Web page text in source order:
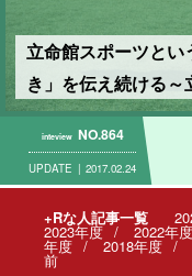
立命館スポーツと
き」を伝え続ける
inteview NO.864
UPDATE 2017.02.24
+Rな人記事一覧
2023年度 2022年度
年度 2018年度
前